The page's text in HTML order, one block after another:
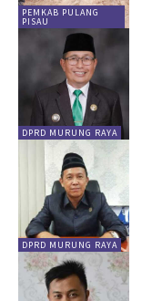
PEMKAB PULANG
PISAU
DPRD MURUNG RAYA
DPRD MURUNG RAYA